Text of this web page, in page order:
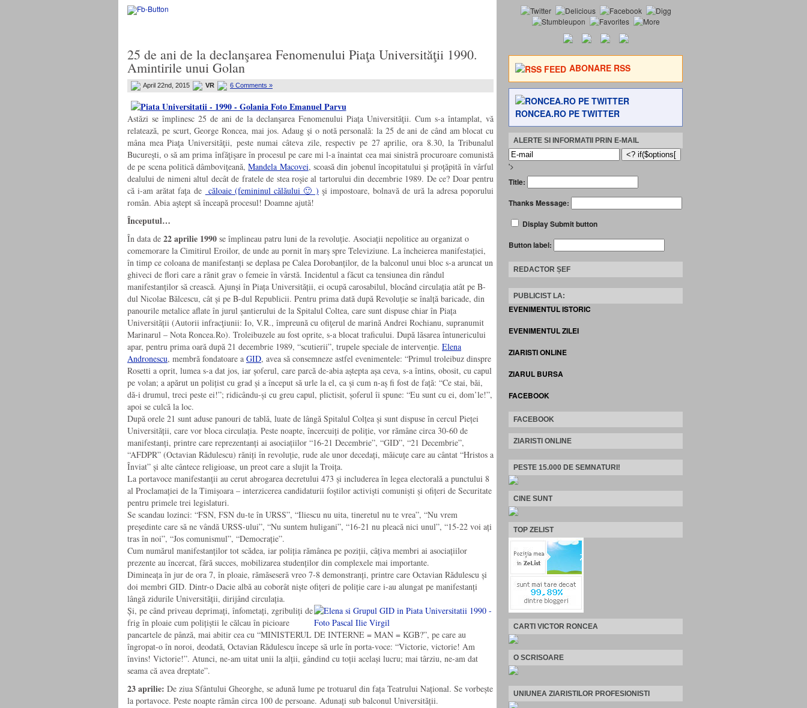
25 de ani de la declanşarea Fenomenului Piaţa Universităţii 1990.
Amintirile unui Golan
April 22nd, 2015 VR 6 Comments »
Astăzi se împlinesc 25 de ani de la declanşarea Fenomenului Piaţa Universităţii. Cum s-a întamplat, vă
relatează, pe scurt, George Roncea, mai jos. Adaug şi o notă personală: la 25 de ani de când am blocat cu
mâna mea Piaţa Universităţii, peste numai câteva zile, respectiv pe 27 aprilie, ora 8.30, la Tribunalul
Bucureşti, o să am prima înfăţişare în procesul pe care mi l-a înaintat cea mai sinistră procuroare comunistă
de pe scena politică dâmboviţeană,Mandela Macovei, scoasă din jobenul încopitatului şi proţăpită în vârful
dealului de nimeni altul decât de fratele de stea roşie al tartorului din decembrie 1989. De ce? Doar pentru
că i-am arătat faţa de căloaie (femininul călăului 🙂 ) şi impostoare, bolnavă de ură la adresa poporului
român. Abia aştept să înceapă procesul! Doamne ajută!
Începutul…
În data de 22 aprilie 1990 se împlineau patru luni de la revoluție. Asociaţii nepolitice au organizat o
comemorare la Cimitirul Eroilor, de unde au pornit în marș spre Televiziune. La încheierea manifestației,
în timp ce coloana de manifestanți se deplasa pe Calea Dorobanților, de la balconul unui bloc s-a aruncat un
ghiveci de flori care a rănit grav o femeie în vârstă. Incidentul a făcut ca tensiunea din rândul
manifestanților să crească. Ajunși în Piața Universității, ei ocupă carosabilul, blocând circulația atât pe B-
dul Nicolae Bălcescu, cât și pe B-dul Republicii. Pentru prima dată după Revoluție se înalță baricade, din
panourile metalice aflate în jurul șantierului de la Spitalul Coltea, care sunt dispuse chiar în Piața
Universității (Autorii infracţiunii: Io, V.R., împreună cu ofiţerul de marină Andrei Rochianu, supranumit
Marinarul – Nota Roncea.Ro). Troleibuzele au fost oprite, s-a blocat traficului. După lăsarea întunericului
apar, pentru prima oară după 21 decembrie 1989, “scutierii”, trupele speciale de intervenție. Elena
Andronescu, membră fondatoare a GID, avea să consemneze astfel evenimentele: “Primul troleibuz dinspre
Rosetti a oprit, lumea s-a dat jos, iar șoferul, care parcă de-abia aștepta așa ceva, s-a întins, obosit, cu capul
pe volan; a apărut un polițist cu grad și a început să urle la el, ca și cum n-aș fi fost de față: “Ce stai, băi,
dă-i drumul, treci peste ei!”; ridicându-și cu greu capul, plictisit, șoferul îi spune: “Eu sunt cu ei, dom’le!”,
apoi se culcă la loc.
După orele 21 sunt aduse panouri de tablă, luate de lângă Spitalul Colțea și sunt dispuse în cercul Pieței
Universității, care vor bloca circulația. Peste noapte, încercuiți de poliție, vor rămâne circa 30-60 de
manifestanți, printre care reprezentanți ai asociațiilor “16-21 Decembrie”, “GID”, “21 Decembrie”,
“AFDPR” (Octavian Rădulescu) răniți în revoluție, rude ale unor decedați, măicuțe care au cântat “Hristos a
Înviat” și alte cântece religioase, un preot care a slujit la Troița.
La portavoce manifestanții au cerut abrogarea decretului 473 și includerea în legea electorală a punctului 8
al Proclamației de la Timișoara – interzicerea candidaturii foștilor activiști comuniști și ofițeri de Securitate
pentru primele trei legislaturi.
Se scandau lozinci: “FSN, FSN du-te în URSS”, “Iliescu nu uita, tineretul nu te vrea”, “Nu vrem
președinte care să ne vândă URSS-ului”, “Nu suntem huligani”, “16-21 nu pleacă nici unul”, “15-22 voi ați
tras în noi”, “Jos comunismul”, “Democrație”.
Cum numărul manifestanților tot scădea, iar poliția rămânea pe poziții, câțiva membri ai asociațiilor
prezente au încercat, fără succes, mobilizarea studenților din complexele mai importante.
Dimineața în jur de ora 7, în ploaie, rămăseseră vreo 7-8 demonstranți, printre care Octavian Rădulescu și
doi membri GID. Dintr-o Dacie albă au coborât niște ofițeri de poliție care i-au alungat pe manifestanți
lângă zidurile Universității, dirijând circulația.
Și, pe când priveau deprimați, înfometați, zgribuliți de
frig în ploaie cum polițiștii le călcau în picioare
pancartele de pânză, mai abitir cea cu “MINISTERUL DE INTERNE = MAN = KGB?”, pe care au
îngropat-o în noroi, deodată, Octavian Rădulescu începe să urle în porta-voce: “Victorie, victorie! Am
învins! Victorie!”. Atunci, ne-am uitat unii la alții, gândind cu toții același lucru; mai târziu, ne-am dat
seama că avea dreptate”.
23 aprilie: De ziua Sfântului Gheorghe, se adună lume pe trotuarul din fața Teatrului Național. Se vorbește
la portavoce. Peste noapte rămân circa 100 de persoane. Adunați sub balconul Universității.
ABONARE RSS
RONCEA.RO PE TWITTER
ALERTE SI INFORMATII PRIN E-MAIL
'>
Title:
Thanks Message:
Display Submit button
Button label:
REDACTOR ȘEF
PUBLICIST LA:
EVENIMENTUL ISTORIC
EVENIMENTUL ZILEI
ZIARISTI ONLINE
ZIARUL BURSA
FACEBOOK
FACEBOOK
ZIARISTI ONLINE
PESTE 15.000 DE SEMNATURI!
CINE SUNT
TOP ZELIST
CARTI VICTOR RONCEA
O SCRISOARE
UNIUNEA ZIARISTILOR PROFESIONISTI